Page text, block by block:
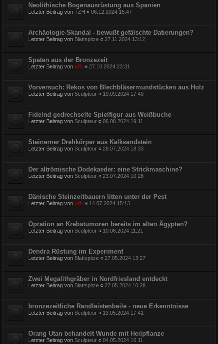
Neolithische Bogenausrüstung aus Spanien
Letzter Beitrag von TZH « 06.12.2024 15:47
Archäologie-Skandal - bewußt gefälschte Datierungen?
Letzter Beitrag von Blattspitze « 27.11.2024 13:12
Spaten aus der Bronzezeit
Letzter Beitrag von ulfr « 27.10.2024 23:31
Vorversuch: Rekos von Blechbläsermundstücken aus Holz
Letzter Beitrag von Sculpteur « 10.09.2024 17:40
Fidelnd gedrechselte Spielfigur aus Weißbuche
Letzter Beitrag von Sculpteur « 06.08.2024 19:11
Steinerner Drehkörper aus Kalksandstein
Letzter Beitrag von Sculpteur « 28.07.2024 18:33
Der altrömische Dodekaeder: eine Strickmaschine?
Letzter Beitrag von Sculpteur « 23.07.2024 10:28
Dänische Steinzeitbauern litten unter der Pest
Letzter Beitrag von ulfr « 14.07.2024 15:13
Opration an Krebstumoren bereits im alten Ägypten?
Letzter Beitrag von Sculpteur « 10.06.2024 11:21
Dendra Rüstung im Experiment
Letzter Beitrag von Blattspitze « 27.05.2024 13:27
Zwei Megalithgräber in Nordfriesland entdeckt
Letzter Beitrag von Blattspitze « 27.05.2024 10:28
bronzezeitliche Randleistenbeile - neue Erkenntnisse
Letzter Beitrag von Sculpteur « 13.05.2024 17:41
Orang Utan behandelt Wunde mit Heilpflanze
Letzter Beitrag von Sculpteur « 04.05.2024 16:11